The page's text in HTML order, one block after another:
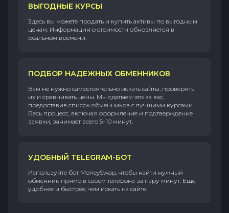
ВЫГОДНЫЕ КУРСЫ
Здесь вы можете продать и купить активы по выгодным
ценам. Информация о стоимости обновляется в
реальном времени.
ПОДБОР НАДЕЖНЫХ ОБМЕННИКОВ
Вам не нужно самостоятельно искать сайты, проверять
их и сравнивать цены. Мы сделаем это за вас,
предоставив список обменников с лучшими курсами.
Весь процесс, включая оформление и подтверждение
заявки, занимает всего 5–10 минут.
УДОБНЫЙ TELEGRAM-БОТ
Используйте бот MoneySwap, чтобы найти нужный
обменник прямо в своем телефоне за пару минут. Еще
удобнее и быстрее, чем искать на сайте.